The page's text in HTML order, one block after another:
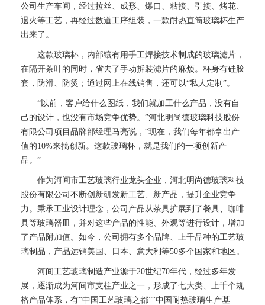
公司生产车间，经过拉丝、成形、爆口、粘接、引接、烤花、
退火等工艺，再经过数道工序组装，一款耐热直筒玻璃杯生产
出来了。
这款玻璃杯，内部镶有用手工焊接技术制成的玻璃滤片，
在隔开茶叶的同时，省去了手动拆装滤片的麻烦。杯身有硅胶
套，防滑、防烫；通过网上在线销售，还可以“私人定制”。
“以前，客户给什么图纸，我们就加工什么产品，没有自
己的设计，也没有市场竞争优势。”河北明尚德玻璃科技股份
有限公司项目品牌部经理马亮说，“现在，我们每年都拿出产
值的10%来搞创新。这款玻璃杯，就是我们的一项创新产
品。”
作为河间市工艺玻璃行业龙头企业，河北明尚德玻璃科技
股份有限公司不断创新研发新工艺、新产品，提升企业竞争
力。秉承工业设计理念，公司产品从茶具扩展到了餐具、咖啡
具等玻璃器皿，并对这些产品的性能、外观等进行设计，增加
了产品附加值。如今，公司拥有多个品牌、上千品种的工艺玻
璃制品，产品远销美国、日本、意大利等50多个国家和地区。
河间工艺玻璃制造产业源于20世纪70年代，经过多年发
展，逐渐成为河间市支柱产业之一，形成了七大类、上千个规
格产品体系，有“中国工艺玻璃之都”“中国耐热玻璃生产基